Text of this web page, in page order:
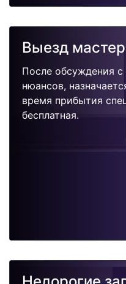
Выезд
После обсуждения
нюансов,
время прибытия
бесплатная.